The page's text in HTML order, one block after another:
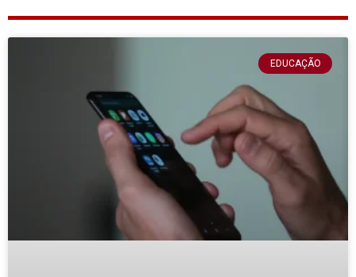
EDUCAÇÃO